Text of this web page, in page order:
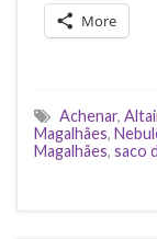
More
Achenar,
Magalhães,
Magalhães, saco